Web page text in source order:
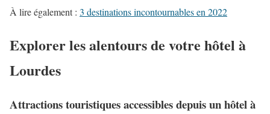
À lire également : 3 destinations incontournables en 2022
Explorer les alentours de votre hôtel à
Lourdes
Attractions touristiques accessibles depuis un hôtel à